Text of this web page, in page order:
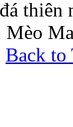
thiên
Back to